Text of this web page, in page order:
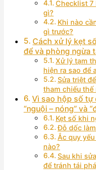
Checklist 7
gì?
Khi nào
gì trước?
Cách xử lý kẹt
để và phòng ngừa
Xử lý tạm
hiện ra sao để
Sửa triệt
tham chiếu thế
Vì sao hộp số tự
“nguội – nóng” và
Kẹt số khi
Đỗ dốc
Ắc quy
nào?
Sau khi
để tránh tái